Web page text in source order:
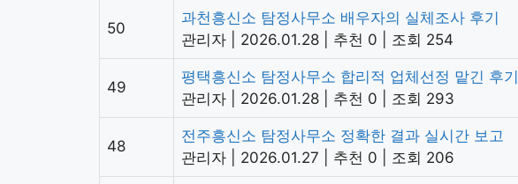
50
과천흥신소 탐정사무소 배우자의 실체조사 후기
관리자
2026.01.28 추천 0 조회 254
49
평택흥신소 탐정사무소 합리적 업체선정 맡긴 후기
관리자
2026.01.28 추천 0 조회 293
48
전주흥신소 탐정사무소 정확한 결과 실시간 보고
관리자
2026.01.27 추천 0 조회 206